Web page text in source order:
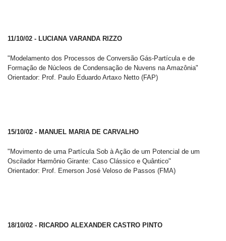
11/10/02 - LUCIANA VARANDA RIZZO
"Modelamento dos Processos de Conversão Gás-Partícula e de
Formação de Núcleos de Condensação de Nuvens na Amazônia"
Orientador: Prof. Paulo Eduardo Artaxo Netto (FAP)
15/10/02 - MANUEL MARIA DE CARVALHO
"Movimento de uma Partícula Sob à Ação de um Potencial de um
Oscilador Harmônio Girante: Caso Clássico e Quântico"
Orientador: Prof. Emerson José Veloso de Passos (FMA)
18/10/02 - RICARDO ALEXANDER CASTRO PINTO